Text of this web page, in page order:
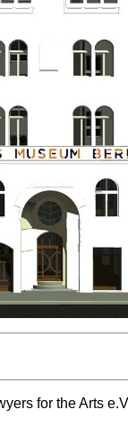
for the Arts